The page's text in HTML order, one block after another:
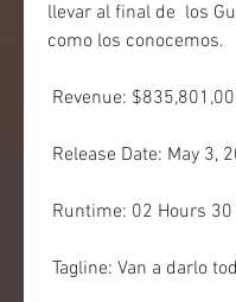
llevar al final de  los
como los conocemos.
Revenue:
Release Date: May 3,
Runtime: 02 Hours
Tagline: Van a darlo